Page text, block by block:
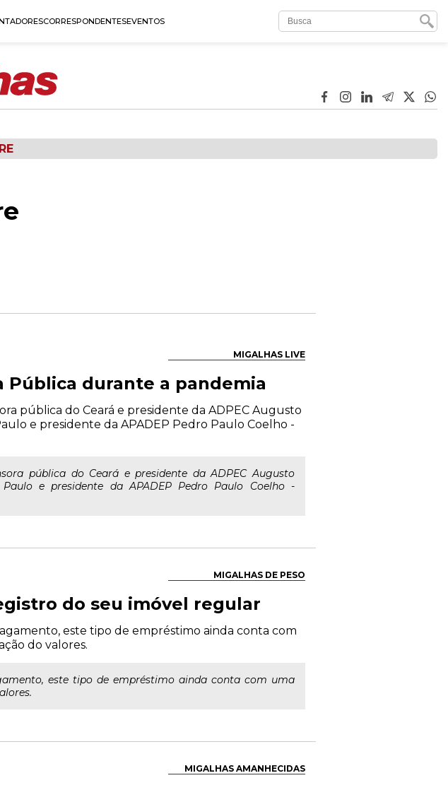
CORRESPONDENTESEVENTOS
MIGALHAS LIVE
Pública durante a pandemia
pública do Ceará e presidente da ADPEC Augusto
e presidente da APADEP Pedro Paulo Coelho -
pública do Ceará e presidente da ADPEC Augusto
e presidente da APADEP Pedro Paulo Coelho -
MIGALHAS DE PESO
do seu imóvel regular
este tipo de empréstimo ainda conta com
do valores.
este tipo de empréstimo ainda conta com uma
MIGALHAS AMANHECIDAS